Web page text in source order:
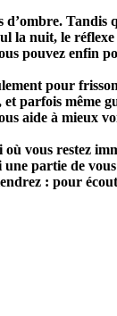
Tandis
la nuit, le
pouvez enfin
pour
parfois même
aide à mieux
vous restez
partie de
: pour